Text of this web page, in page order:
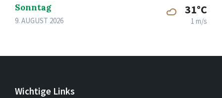
Sonntag
9. AUGUST 2026
31°C
1 m/s
Wichtige Links